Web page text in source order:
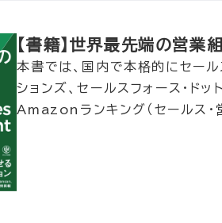
【書籍】世界最先端の営業
本書では、国内で本格的にセー
ションズ、セールスフォース・
Amazonランキング（セールス・